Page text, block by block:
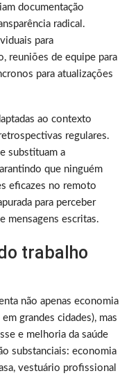
documentação
radical.
para
reuniões de equipe para
para atualizações
ao contexto
regulares.
substituam a
que ninguém
eficazes no remoto
para perceber
mensagens escritas.
trabalho
não apenas economia
grandes cidades), mas
e melhoria da saúde
substanciais: economia
vestuário profissional